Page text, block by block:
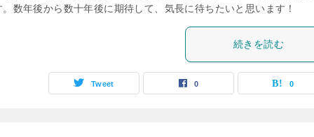
。数年後から数十年後に期待して、気長に待ちたいと思います！
続きを読む
Tweet 0 0